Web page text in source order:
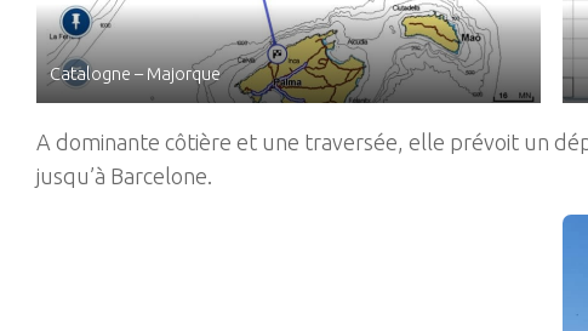
Catalogne – Majorque
A dominante côtière et une traversée, elle prévoit un
jusqu’à Barcelone.